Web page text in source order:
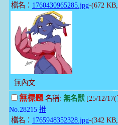
檔名： 1760430965285.jpg-(672
無內文
無標題名稱: 無名獸[25/12/17(
No.28215 推
檔名： 1765948352328.jpg-(342